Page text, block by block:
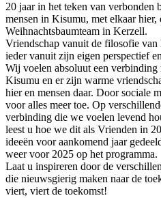
20 jaar in het teken van verbonden
mensen in Kisumu, met elkaar hier,
Weihnachtsbaumteam in Kerzell.
Vriendschap vanuit de filosofie van
ieder vanuit zijn eigen perspectief
Wij voelen absoluut een
Kisumu en er zijn warme
hier en mensen daar. Door sociale
voor alles meer toe. Op
verbinding die we voelen levend
leest u hoe we dit als Vrienden in
ideeën voor aankomend jaar
weer voor 2025 op het programma.
Laat u inspireren door de
die nieuwsgierig maken naar de
viert, viert de toekomst!